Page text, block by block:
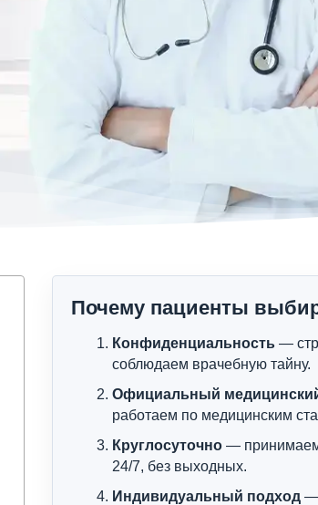
Почему пациенты
Конфиденциальность —
соблюдаем врачебную тайну.
Официальный
работаем по медицинским
Круглосуточно —
24/7, без выходных.
Индивидуальный подход —